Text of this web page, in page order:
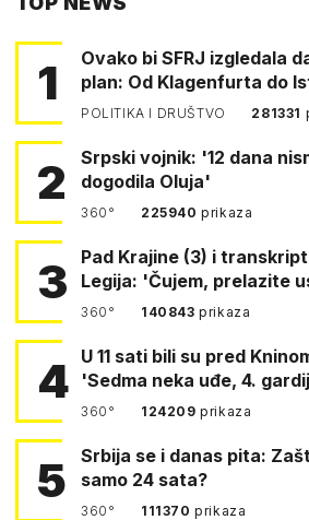
1
Ovako bi SFRJ izgledala
plan: Od Klagenfurta do
POLITIKA I DRUŠTVO 281331
2
Srpski vojnik: '12 dana
dogodila Oluja'
360° 225940prikaza
3
Pad Krajine (3) i
Legija: 'Čujem, prelazite
360° 140843prikaza
4 U 11 sati bili su pred Kninom. Gotovina:
'Sedma neka uđe, 4.
360° 124209prikaza
5
Srbija se i danas pita:
samo 24 sata?
360° 111370prikaza